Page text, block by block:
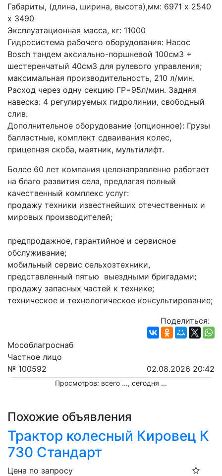
Габариты, (длина, ширина, высота),мм: 6971 x 2540
x 3490
Эксплуатационная масса, кг: 11000
Гидросистема рабочего оборудования: Насос
Bosch тандем аксиально-поршневой 100см3 +
шестеренчатый 40см3 для рулевого управления;
максимальная производительность, 210 л/мин.
Расход через одну секцию ГР=95л/мин. Задняя
навеска: 4 регулируемых гидролинии, свободный
слив.
Дополнительное оборудование (опционное): Грузы
балластные, комплект сдваивания колес,
прицепная скоба, маятник, мультилифт.
Более 60 лет компания целенаправленно работает
на благо развития села, предлагая полный
качественный комплекс услуг:
продажу техники известнейших отечественных и
мировых производителей;
предпродажное, гарантийное и сервисное
обслуживание;
мобильный сервис сельхозтехники,
представленный пятью  выездными бригадами;
продажу запасных частей к технике;
техническое и технологическое консультирование;
Поделиться:
Мособлагроснаб
Частное лицо
№ 100592
02.08.2026 20:42
Просмотров: всего ..., сегодня ...
Похожие объявления
Трактор колесный Кировец К
730 Стандарт
Цена по запросу